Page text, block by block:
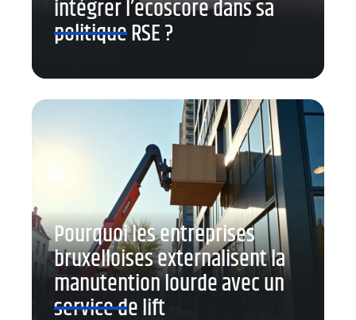
intégrer l’ecoscore dans sa
politique RSE ?
Pourquoi les entreprises
bruxelloises externalisent la
manutention lourde avec un
service de lift